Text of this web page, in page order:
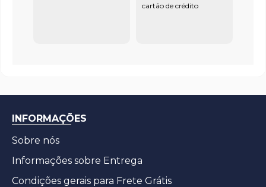
cartão de crédito
INFORMAÇÕES
Sobre nós
Informações sobre Entrega
Condições gerais para Frete Grátis